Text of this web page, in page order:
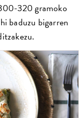
320 gramoko
baduzu bigarren